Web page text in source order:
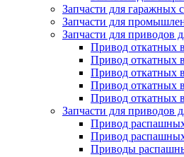
Запчасти для гаражных
Запчасти для
Запчасти для приводов
Привод откатных
Привод откатных
Привод откатных
Привод откатных
Привод откатных
Запчасти для приводов
Привод
Привод
Приводы